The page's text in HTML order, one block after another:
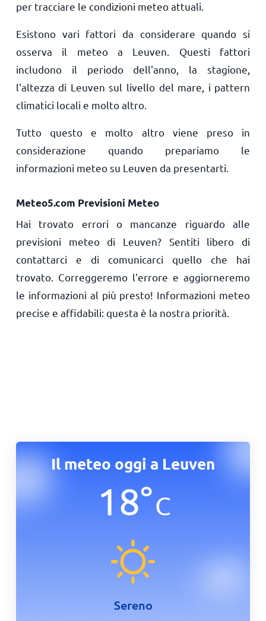
per tracciare le condizioni meteo attuali.
Esistono vari fattori da considerare quando si
osserva il meteo a Leuven. Questi fattori
includono il periodo dell'anno, la stagione,
l'altezza di Leuven sul livello del mare, i pattern
climatici locali e molto altro.
Tutto questo e molto altro viene preso in
considerazione quando prepariamo le
informazioni meteo su Leuven da presentarti.
Meteo5.com Previsioni Meteo
Hai trovato errori o mancanze riguardo alle
previsioni meteo di Leuven? Sentiti libero di
contattarci e di comunicarci quello che hai
trovato. Correggeremo l'errore e aggiorneremo
le informazioni al più presto! Informazioni meteo
precise e affidabili: questa è la nostra priorità.
Il meteo oggi a Leuven
18°C
Sereno